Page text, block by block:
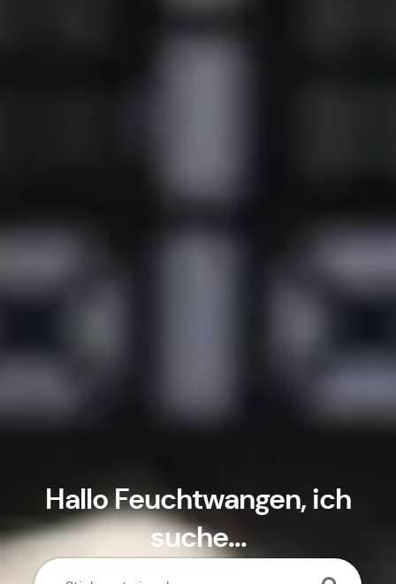
HalloFeuchtwangen, ich
suche...